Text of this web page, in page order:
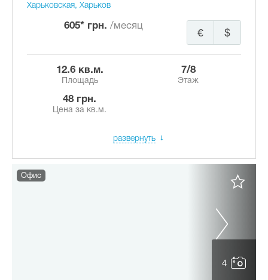
Харьковская, Харьков
605* грн. /месяц
$
€
12.6 кв.м.
Площадь
7/8
Этаж
48 грн.
Цена за кв.м.
развернуть
4
Офис